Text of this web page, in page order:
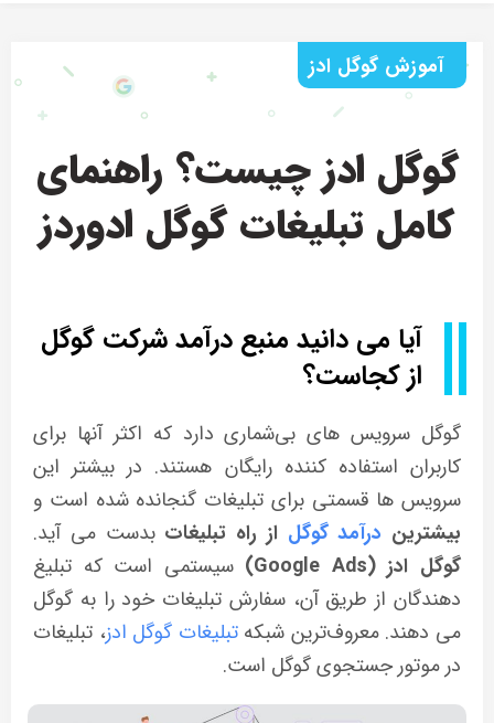
آموزش گوگل ادز
گوگل ادز چیست؟ راهنمای
کامل تبلیغات گوگل ادوردز
آیا می دانید منبع درآمد شرکت گوگل
از کجاست؟
گوگل سرویس های بی‌شماری دارد که اکثر آنها برای
کاربران استفاده کننده رایگان هستند. در بیشتر این
سرویس ها قسمتی برای تبلیغات گنجانده شده است و
بیشترین درآمد گوگل از راه تبلیغات بدست می آید.
گوگل ادز (Google Ads)
سیستمی است که تبلیغ
دهندگان از طریق آن، سفارش تبلیغات خود را به گوگل
می دهند. معروف‌ترین شبکهتبلیغات گوگل ادز، تبلیغات
در موتور جستجوی گوگل است.